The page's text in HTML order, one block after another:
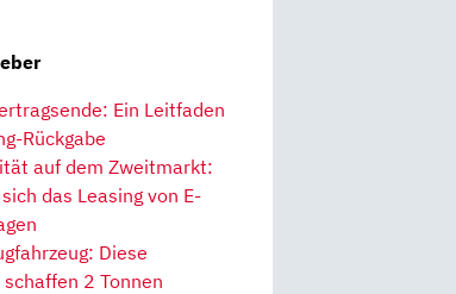
Ein Leitfaden
Rückgabe
auf dem Zweitmarkt:
das Leasing von E-
Diese
2 Tonnen